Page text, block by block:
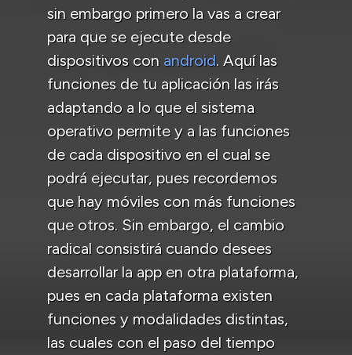
sin embargo primero la vas a crear
para que se ejecute desde
dispositivos con android. Aquí las
funciones de tu aplicación las irás
adaptando a lo que el sistema
operativo permite y a las funciones
de cada dispositivo en el cual se
podrá ejecutar, pues recordemos
que hay móviles con más funciones
que otros. Sin embargo, el cambio
radical consistirá cuando desees
desarrollar la app en otra plataforma,
pues en cada plataforma existen
funciones y modalidades distintas,
las cuales con el paso del tiempo